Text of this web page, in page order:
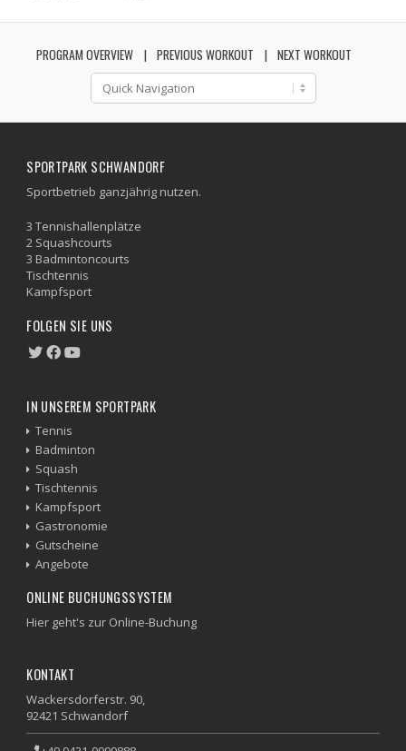
PROGRAM OVERVIEW PREVIOUS WORKOUT NEXT WORKOUT
SPORTPARK SCHWANDORF
Sportbetrieb ganzjährig nutzen.
3 Tennishallenplätze
2 Squashcourts
3 Badmintoncourts
Tischtennis
Kampfsport
FOLGEN SIE UNS
IN UNSEREM SPORTPARK
Tennis
Badminton
Squash
Tischtennis
Kampfsport
Gastronomie
Gutscheine
Angebote
ONLINE BUCHUNGSSYSTEM
Hier geht's zur Online-Buchung
KONTAKT
Wackersdorferstr. 90,
92421 Schwandorf